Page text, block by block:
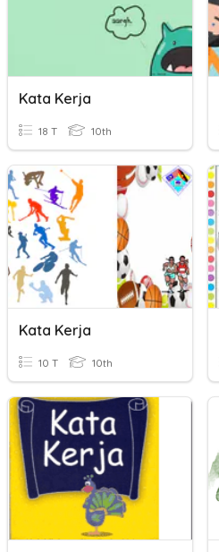
Kata Kerja
18 T 10th
Kata Kerja
10 T 10th